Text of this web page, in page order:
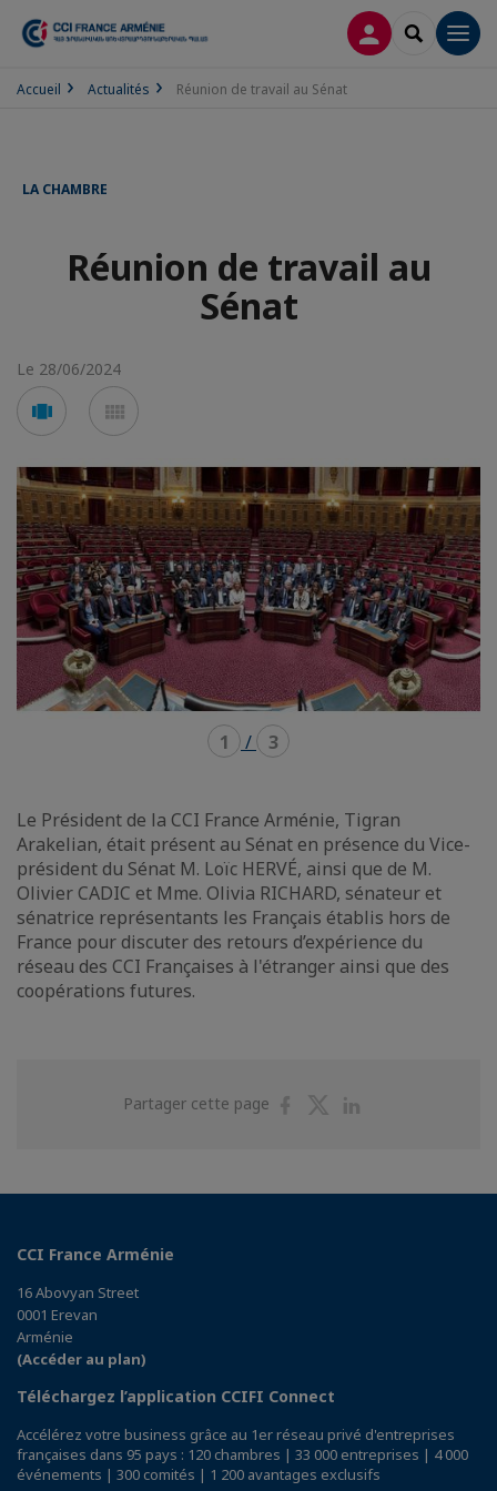
CONNEXION
Accueil Actualités Réunion de travail au Sénat
LA CHAMBRE
Réunion de travail au
Sénat
Le 28/06/2024
Voir
en
carousel
en
mosaïque
1 / 3
Le Président de la CCI France Arménie, Tigran
Arakelian, était présent au Sénat en présence du Vice-
président du Sénat M. Loïc HERVÉ, ainsi que de M.
Olivier CADIC et Mme. Olivia RICHARD, sénateur et
sénatrice représentants les Français établis hors de
France pour discuter des retours d’expérience du
réseau des CCI Françaises à l'étranger ainsi que des
coopérations futures.
Partager cette page
PartagerPartager
CCI France Arménie
16 Abovyan Street
0001 Erevan
Arménie
(Accéder au plan)
Téléchargez l’application CCIFI Connect
Accélérez votre business grâce au 1er réseau privé d'entreprises
françaises dans 95 pays : 120 chambres | 33 000 entreprises | 4 000
événements | 300 comités | 1 200 avantages exclusifs